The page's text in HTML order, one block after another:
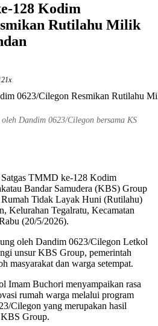
128 Kodim
Rutilahu Milik
Dandim 0623/Cilegon bersama KS
TMMD ke-128 Kodim
Bandar Samudera (KBS) Group
Rumah Tidak Layak Huni (Rutilahu)
Kelurahan Tegalratu, Kecamatan
(20/5/2026).
oleh Dandim 0623/Cilegon Letkol
unsur KBS Group, pemerintah
masyarakat dan warga setempat.
Imam Buchori menyampaikan rasa
rumah warga melalui program
Cilegon yang merupakan hasil
Group.